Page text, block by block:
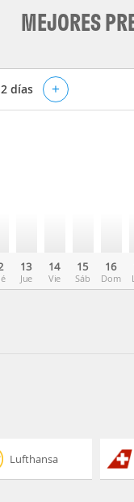
MEJORES
2 días +
13
Jue
14
Vie
15
Sáb
16
Dom
Lufthansa